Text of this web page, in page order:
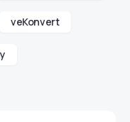
veKonvert